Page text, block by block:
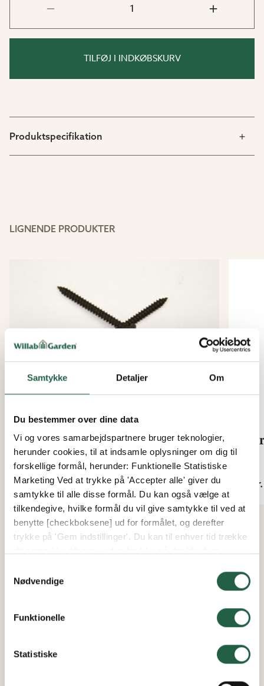
Samtykke Detaljer Om
Du bestemmer over dine data
Vi og vores samarbejdspartnere bruger teknologier,
herunder cookies, til at indsamle oplysninger om dig til
forskellige formål, herunder: Funktionelle Statistiske
Marketing Ved at trykke på 'Accepter alle' giver du
samtykke til alle disse formål. Du kan også vælge at
tilkendegive, hvilke formål du vil give samtykke til ved at
benytte [checkboksene] ud for formålet, og derefter
trykke på 'Gem indstillinger'. Du kan til enhver tid trække
mere om vores brug af cookies og andre teknologier,
personlige oplysninger
Nødvendige
Funktionelle
Statistiske
TILFØJ I INDKØBSKURV
Produktspecifikation
LIGNENDE PRODUKTER
Skruepakke sort til sporprofil
Fra
40 kr. 2 kr.